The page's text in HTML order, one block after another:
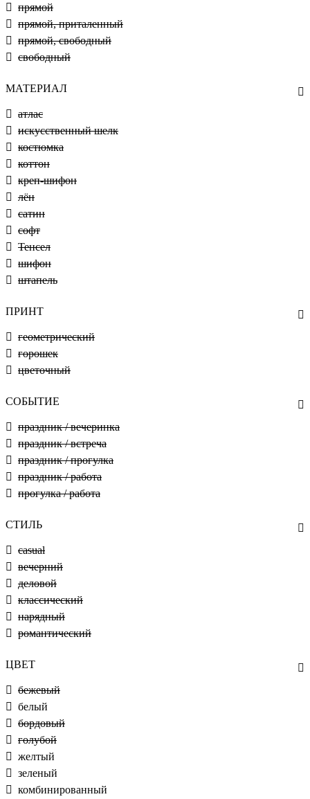
прямой
прямой, приталенный
прямой, свободный
свободный
МАТЕРИАЛ
атлас
искусственный шелк
костюмка
коттон
креп-шифон
лён
сатин
софт
Тенсел
шифон
штапель
ПРИНТ
геометрический
горошек
цветочный
СОБЫТИЕ
праздник / вечеринка
праздник / встреча
праздник / прогулка
праздник / работа
прогулка / работа
СТИЛЬ
casual
вечерний
деловой
классический
нарядный
романтический
ЦВЕТ
бежевый
белый
бордовый
голубой
желтый
зеленый
комбинированный